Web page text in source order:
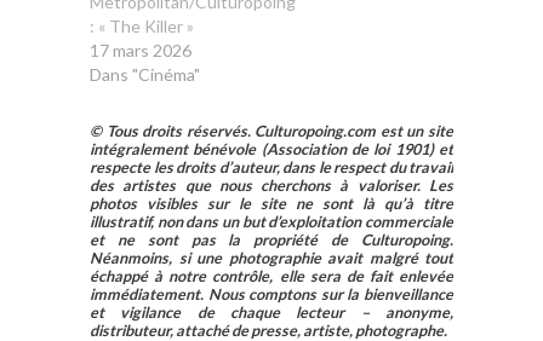
: « The Killer »
17 mars 2026
Dans "Cinéma"
© Tous droits réservés. Culturopoing.com est un site
intégralement bénévole (Association de loi 1901) et
respecte les droits d’auteur, dans le respect du travail
des artistes que nous cherchons à valoriser. Les
photos visibles sur le site ne sont là qu’à titre
illustratif, non dans un but d’exploitation commerciale
et ne sont pas la propriété de Culturopoing.
Néanmoins, si une photographie avait malgré tout
échappé à notre contrôle, elle sera de fait enlevée
immédiatement. Nous comptons sur la bienveillance
et vigilance de chaque lecteur – anonyme,
distributeur, attaché de presse, artiste, photographe.